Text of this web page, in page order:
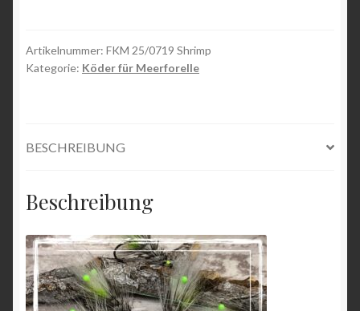
Artikelnummer: FKM 25/0719 Shrimp
Kategorie: Köder für Meerforelle
BESCHREIBUNG
Beschreibung